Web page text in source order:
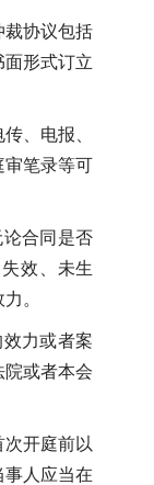
裁协议包括
形式订立
、电报、
审笔录等可
合同是否
效、未生
。
力或者案
或者本会
开庭前以
人应当在